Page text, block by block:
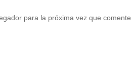
para la próxima vez que comente.